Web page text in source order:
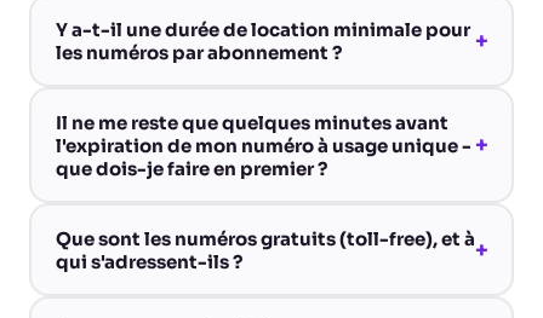
Y a-t-il une durée de location minimale pour
les numéros par abonnement ?
+
Il ne me reste que quelques minutes avant
l'expiration de mon numéro à usage unique -
que dois-je faire en premier ?
+
Que sont les numéros gratuits (toll-free), et à
qui s'adressent-ils ?
+